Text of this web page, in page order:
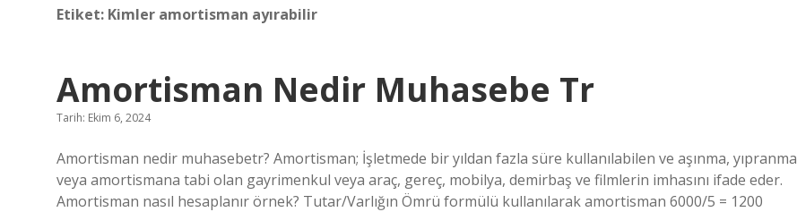
Etiket: Kimler amortisman ayırabilir
Amortisman Nedir Muhasebe Tr
Tarih: Ekim 6, 2024
Amortisman nedir muhasebetr? Amortisman; İşletmede bir yıldan fazla süre kullanılabilen ve aşınma, yıpranma
veya amortismana tabi olan gayrimenkul veya araç, gereç, mobilya, demirbaş ve filmlerin imhasını ifade eder.
Amortisman nasıl hesaplanır örnek? Tutar/Varlığın Ömrü formülü kullanılarak amortisman 6000/5 = 1200